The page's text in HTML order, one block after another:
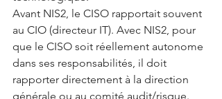
Avant NIS2, le CISO rapportait souvent
au CIO (directeur IT). Avec NIS2, pour
que le CISO soit réellement autonome
dans ses responsabilités, il doit
rapporter directement à la direction
générale ou au comité audit/risque.